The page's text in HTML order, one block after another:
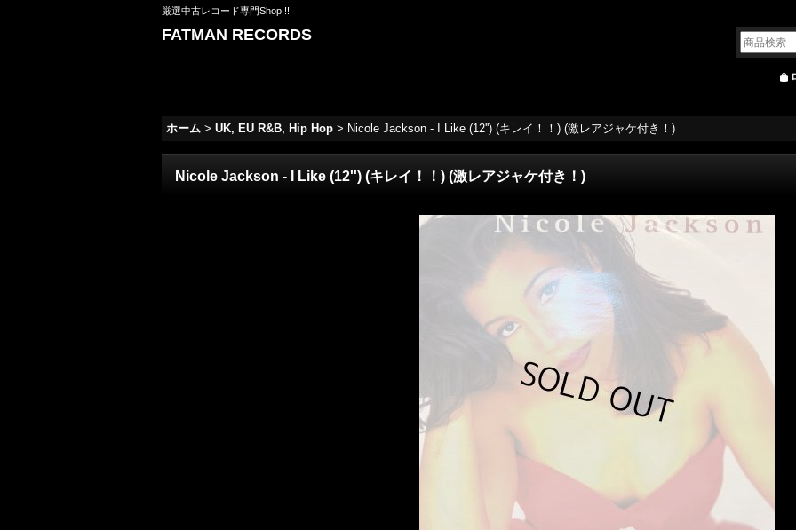
厳選中古レコード専門Shop !!
FATMAN RECORDS
ホーム > UK, EU R&B, Hip Hop > Nicole Jackson - I Like (12'') (キレイ！！) (激レアジャケ付き！)
Nicole Jackson - I Like (12'') (キレイ！！) (激レアジャケ付き！)